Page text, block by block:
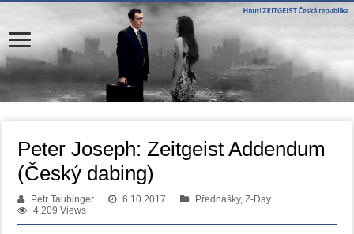
Peter Joseph: Zeitgeist Addendum
(Český dabing)
Petr Taubinger 6.10.2017
Přednášky, Z-Day
4,209 Views